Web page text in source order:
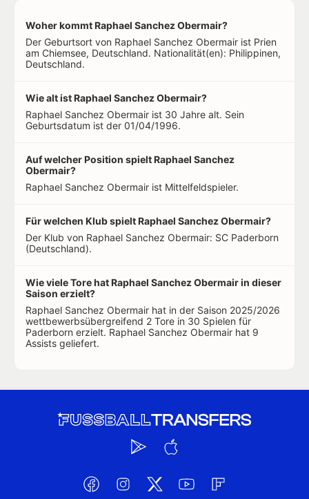
Woher kommt Raphael Sanchez Obermair?
Der Geburtsort von Raphael Sanchez Obermair ist Prien
am Chiemsee, Deutschland. Nationalität(en): Philippinen,
Deutschland.
Wie alt ist Raphael Sanchez Obermair?
Raphael Sanchez Obermair ist 30 Jahre alt. Sein
Geburtsdatum ist der 01/04/1996.
Auf welcher Position spielt Raphael Sanchez
Obermair?
Raphael Sanchez Obermair ist Mittelfeldspieler.
Für welchen Klub spielt Raphael Sanchez Obermair?
Der Klub von Raphael Sanchez Obermair: SC Paderborn
(Deutschland).
Wie viele Tore hat Raphael Sanchez Obermair in dieser
Saison erzielt?
Raphael Sanchez Obermair hat in der Saison 2025/2026
wettbewerbsübergreifend 2 Tore in 30 Spielen für
Paderborn erzielt. Raphael Sanchez Obermair hat 9
Assists geliefert.